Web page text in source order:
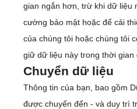
gian ngắn hơn, trừ khi dữ liệu
cường bảo mật hoặc để cải
của chúng tôi hoặc chúng tôi
giữ dữ liệu này trong thời gian
Chuyển dữ liệu
Thông tin của bạn, bao gồm
được chuyển đến - và duy trì